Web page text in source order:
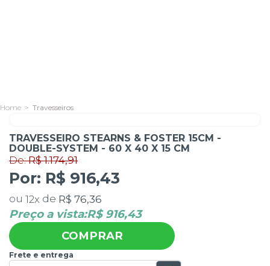
Travesseiros
TRAVESSEIRO STEARNS & FOSTER 15CM -
DOUBLE-SYSTEM - 60 X 40 X 15 CM
De:R$ 1.174,91
Por:R$ 916,43
ou12 x deR$ 76,36
Preço a vista:R$ 916,43
COMPRAR
Frete e entrega